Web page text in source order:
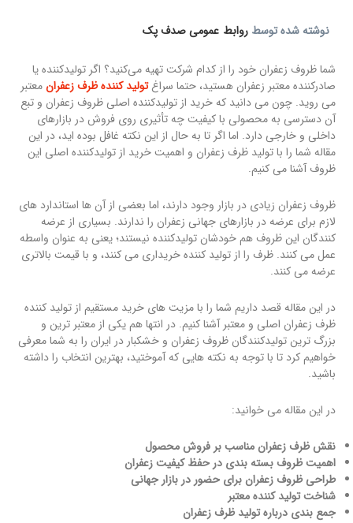
نوشته شده توسطروابط عمومی صدف پک
شما ظروف زعفران خود را از کدام شرکت تهیه می‌کنید؟ اگر تولیدکننده یا
صادرکننده معتبر زعفران هستید، حتما سراغتولید کننده ظرف زعفرانمعتبر
می روید. چون می دانید که خرید از تولیدکننده اصلی ظروف زعفران و تبع
آن دسترسی به محصولی با کیفیت چه تأثیری روی فروش در بازارهای
داخلی و خارجی دارد. اما اگر تا به حال از این نکته غافل بوده اید، در این
مقاله شما را با تولید ظرف زعفران و اهمیت خرید از تولیدکننده اصلی این
ظروف آشنا می کنیم.
ظروف زعفران زیادی در بازار وجود دارند، اما بعضی از آن ها استاندارد های
لازم برای عرضه در بازارهای جهانی زعفران را ندارند. بسیاری از عرضه
کنندگان این ظروف هم خودشان تولیدکننده نیستند؛ یعنی به عنوان واسطه
عمل می کنند. ظرف را از تولید کننده خریداری می کنند، و با قیمت بالاتری
عرضه می کنند.
در این مقاله قصد داریم شما را با مزیت های خرید مستقیم از تولید کننده
ظرف زعفران اصلی و معتبر آشنا کنیم. در انتها هم یکی از معتبر ترین و
بزرگ ترین تولیدکنندگان ظروف زعفران و خشکبار در ایران را به شما معرفی
خواهیم کرد تا با توجه به نکته هایی که آموختید، بهترین انتخاب را داشته
باشید.
در این مقاله می خوانید:
نقش ظرف زعفران مناسب بر فروش محصول
اهمیت ظروف بسته بندی در حفظ کیفیت زعفران
طراحی ظروف زعفران برای حضور در بازار جهانی
شناخت تولید کننده معتبر
جمع بندی درباره تولید ظرف زعفران